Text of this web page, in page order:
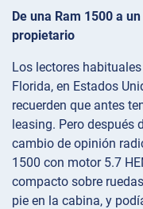
De una Ram 1500 a
propietario
Los lectores
Florida, en Estados
recuerden que antes
leasing. Pero después
cambio de opinión
1500 con motor 5.7
compacto sobre
pie en la cabina, y